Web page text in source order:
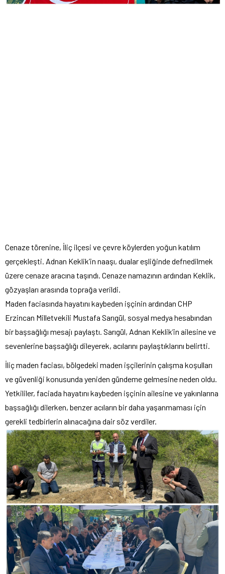
Cenaze törenine, İliç ilçesi ve çevre köylerden yoğun katılım
gerçekleşti. Adnan Keklik’in naaşı, dualar eşliğinde defnedilmek
üzere cenaze aracına taşındı. Cenaze namazının ardından Keklik,
gözyaşları arasında toprağa verildi.
Maden faciasında hayatını kaybeden işçinin ardından CHP
Erzincan Milletvekili Mustafa Sarıgül, sosyal medya hesabından
bir başsağlığı mesajı paylaştı. Sarıgül, Adnan Keklik’in ailesine ve
sevenlerine başsağlığı dileyerek, acılarını paylaştıklarını belirtti.
İliç maden faciası, bölgedeki maden işçilerinin çalışma koşulları
ve güvenliği konusunda yeniden gündeme gelmesine neden oldu.
Yetkililer, faciada hayatını kaybeden işçinin ailesine ve yakınlarına
başsağlığı dilerken, benzer acıların bir daha yaşanmaması için
gerekli tedbirlerin alınacağına dair söz verdiler.